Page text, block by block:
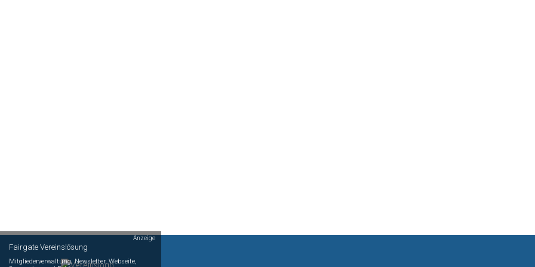
Anzeige
Fairgate Vereinslösung
Mitgliederverwaltung, Newsletter, Webseite,